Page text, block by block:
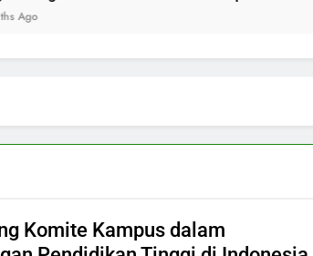
Komite Kampus dalam